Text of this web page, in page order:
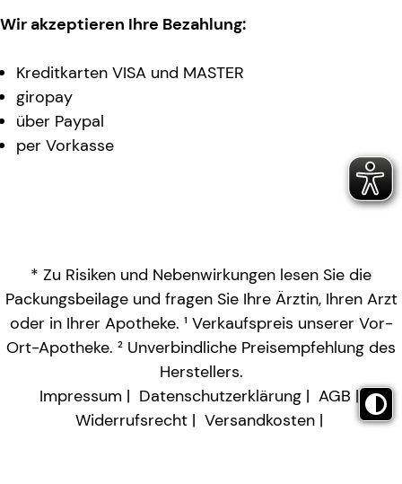
Wir akzeptieren Ihre Bezahlung:
Kreditkarten VISA und MASTER
giropay
über Paypal
per Vorkasse
* Zu Risiken und Nebenwirkungen lesen Sie die
Packungsbeilage und fragen Sie Ihre Ärztin, Ihren Arzt
oder in Ihrer Apotheke. ¹ Verkaufspreis unserer Vor-
Ort-Apotheke. ² Unverbindliche Preisempfehlung des
Herstellers.
Impressum
Datenschutzerklärung
AGB
Widerrufsrecht
Versandkosten